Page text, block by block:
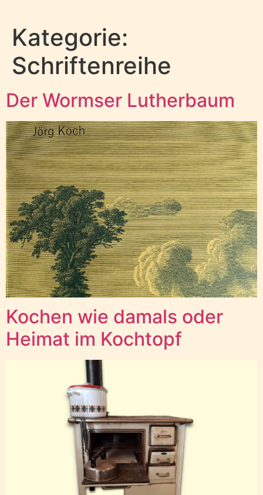
Kategorie:
Schriftenreihe
Der Wormser Lutherbaum
Kochen wie damals oder
Heimat im Kochtopf